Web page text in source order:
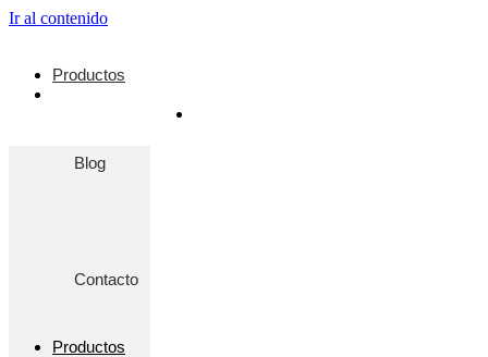
Ir al contenido
Productos
Blog
Contacto
Productos